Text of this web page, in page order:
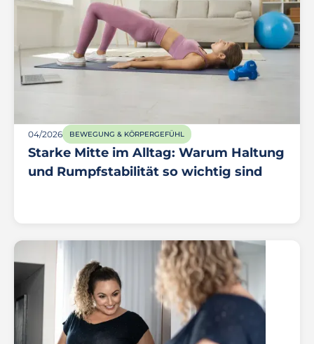
04/2026 BEWEGUNG & KÖRPERGEFÜHL
Starke Mitte im Alltag: Warum Haltung
und Rumpfstabilität so wichtig sind